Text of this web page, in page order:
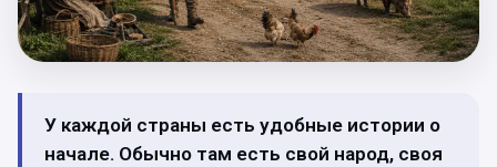
У каждой страны есть удобные истории о
начале. Обычно там есть свой народ, своя